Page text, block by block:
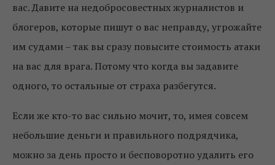
вас. Давите на недобросовестных журналистов и
блогеров, которые пишут о вас неправду, угрожайте
им судами – так вы сразу повысите стоимость атаки
на вас для врага. Потому что когда вы задавите
одного, то остальные от страха разбегутся.
Если же кто-то вас сильно мочит, то, имея совсем
небольшие деньги и правильного подрядчика,
можно за день просто и бесповоротно удалить его